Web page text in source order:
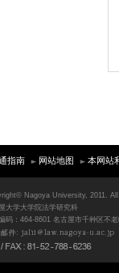
指南 网站地图 本网站
Nagoya University, 2011.
大学大学院法学研究科
码：464-8601 名古屋市千种区不